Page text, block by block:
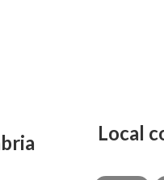
local comercial en pleno centro de